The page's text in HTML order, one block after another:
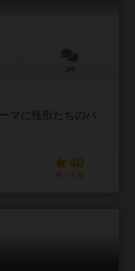
マに怪獣たちのバ
40
持ってる